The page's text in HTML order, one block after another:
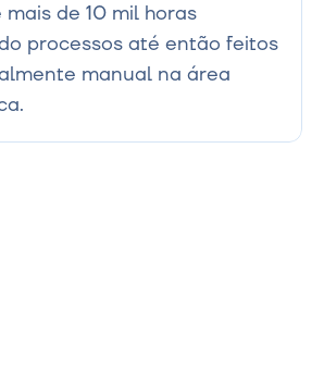
de 10 mil horas
processos até então feitos
manual na área